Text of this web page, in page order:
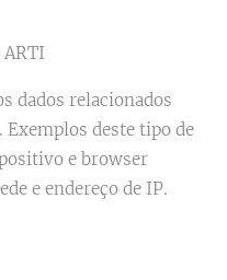
dados relacionados
Exemplos deste tipo de
e browser
e endereço de IP.